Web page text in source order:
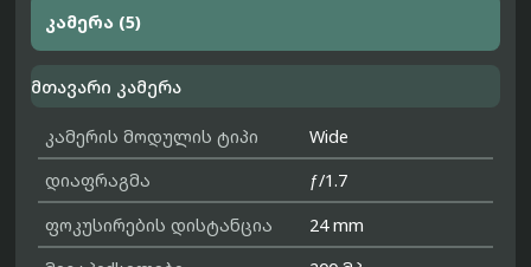
კამერა (5)
მთავარი კამერა
კამერის მოდულის ტიპი
Wide
დიაფრაგმა
ƒ/1.7
ფოკუსირების დისტანცია
24 mm